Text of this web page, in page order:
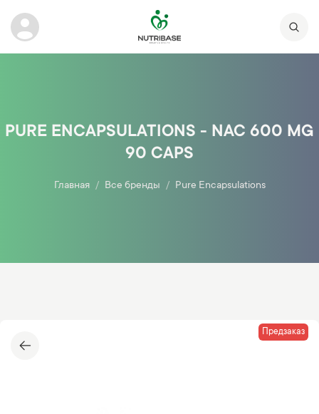
PURE ENCAPSULATIONS - NAC 600 MG
90 CAPS
Главная Все бренды Pure Encapsulations
Предзаказ